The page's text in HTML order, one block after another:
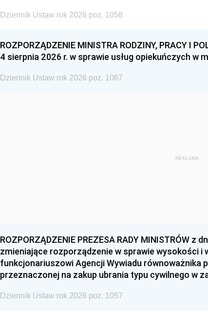
Dziennik Ustaw rok 2026 poz. 1058
ROZPORZĄDZENIE MINISTRA RODZINY, PRACY I
4 sierpnia 2026 r. w sprawie usług opiekuńczych w
Dziennik Ustaw rok 2026 poz. 1067
REKLAMA
ROZPORZĄDZENIE PREZESA RADY MINISTRÓW z
zmieniające rozporządzenie w sprawie wysokości i
funkcjonariuszowi Agencji Wywiadu równoważnika
przeznaczonej na zakup ubrania typu cywilnego w
Dziennik Ustaw rok 2026 poz. 1057